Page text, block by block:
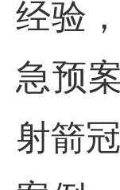
经验
急预
射箭